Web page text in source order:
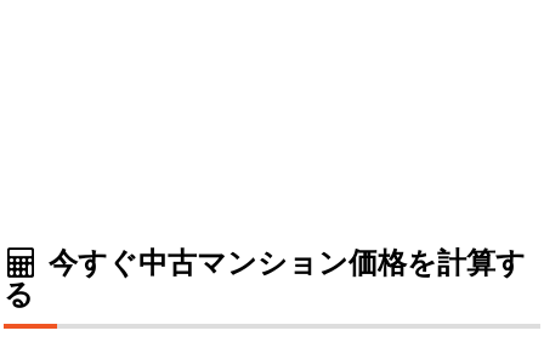
今すぐ中古マンション価格を計算す
る